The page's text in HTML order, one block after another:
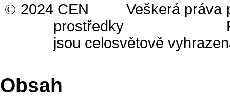
© 2024 CEN Veškerá práva
prostředky Ref. č.
jsou celosvětově
Obsah